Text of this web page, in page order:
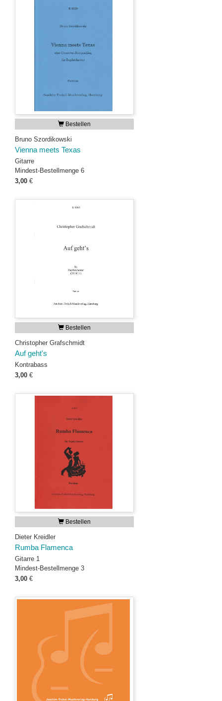
Bestellen
Bruno Szordikowski
Vienna meets Texas
Gitarre
Mindest-Bestellmenge 6
3,00 €
Bestellen
Christopher Grafschmidt
Auf geht's
Kontrabass
3,00 €
Bestellen
Dieter Kreidler
Rumba Flamenca
Gitarre 1
Mindest-Bestellmenge 3
3,00 €